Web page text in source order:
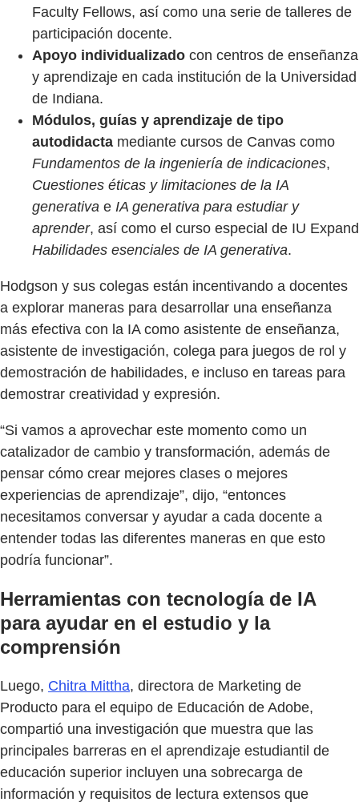
Faculty Fellows, así como una serie de talleres de
participación docente.
Apoyo individualizado con centros de enseñanza
y aprendizaje en cada institución de la Universidad
de Indiana.
Módulos, guías y aprendizaje de tipo
autodidacta mediante cursos de Canvas como
Fundamentos de la ingeniería de indicaciones,
Cuestiones éticas y limitaciones de la IA
generativa e IA generativa para estudiar y
aprender, así como el curso especial de IU Expand
Habilidades esenciales de IA generativa.
Hodgson y sus colegas están incentivando a docentes
a explorar maneras para desarrollar una enseñanza
más efectiva con la IA como asistente de enseñanza,
asistente de investigación, colega para juegos de rol y
demostración de habilidades, e incluso en tareas para
demostrar creatividad y expresión.
“Si vamos a aprovechar este momento como un
catalizador de cambio y transformación, además de
pensar cómo crear mejores clases o mejores
experiencias de aprendizaje”, dijo, “entonces
necesitamos conversar y ayudar a cada docente a
entender todas las diferentes maneras en que esto
podría funcionar”.
Herramientas con tecnología de IA
para ayudar en el estudio y la
comprensión
Luego, Chitra Mittha, directora de Marketing de
Producto para el equipo de Educación de Adobe,
compartió una investigación que muestra que las
principales barreras en el aprendizaje estudiantil de
educación superior incluyen una sobrecarga de
información y requisitos de lectura extensos que